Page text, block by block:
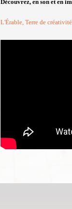
Découvrez, en son et en
L'Érable, Terre de